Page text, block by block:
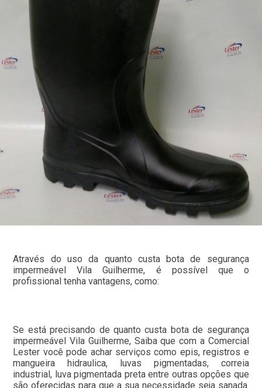
Através do uso da quanto custa bota de segurança
impermeável Vila Guilherme, é possível que o
profissional tenha vantagens, como:
Se está precisando de quanto custa bota de segurança
impermeável Vila Guilherme, Saiba que com a Comercial
Lester você pode achar serviços como epis, registros e
mangueira hidraulica, luvas pigmentadas, correia
industrial, luva pigmentada preta entre outras opções que
são oferecidas para que a sua necessidade seja sanada.